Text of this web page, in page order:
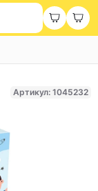
Артикул: 1045232